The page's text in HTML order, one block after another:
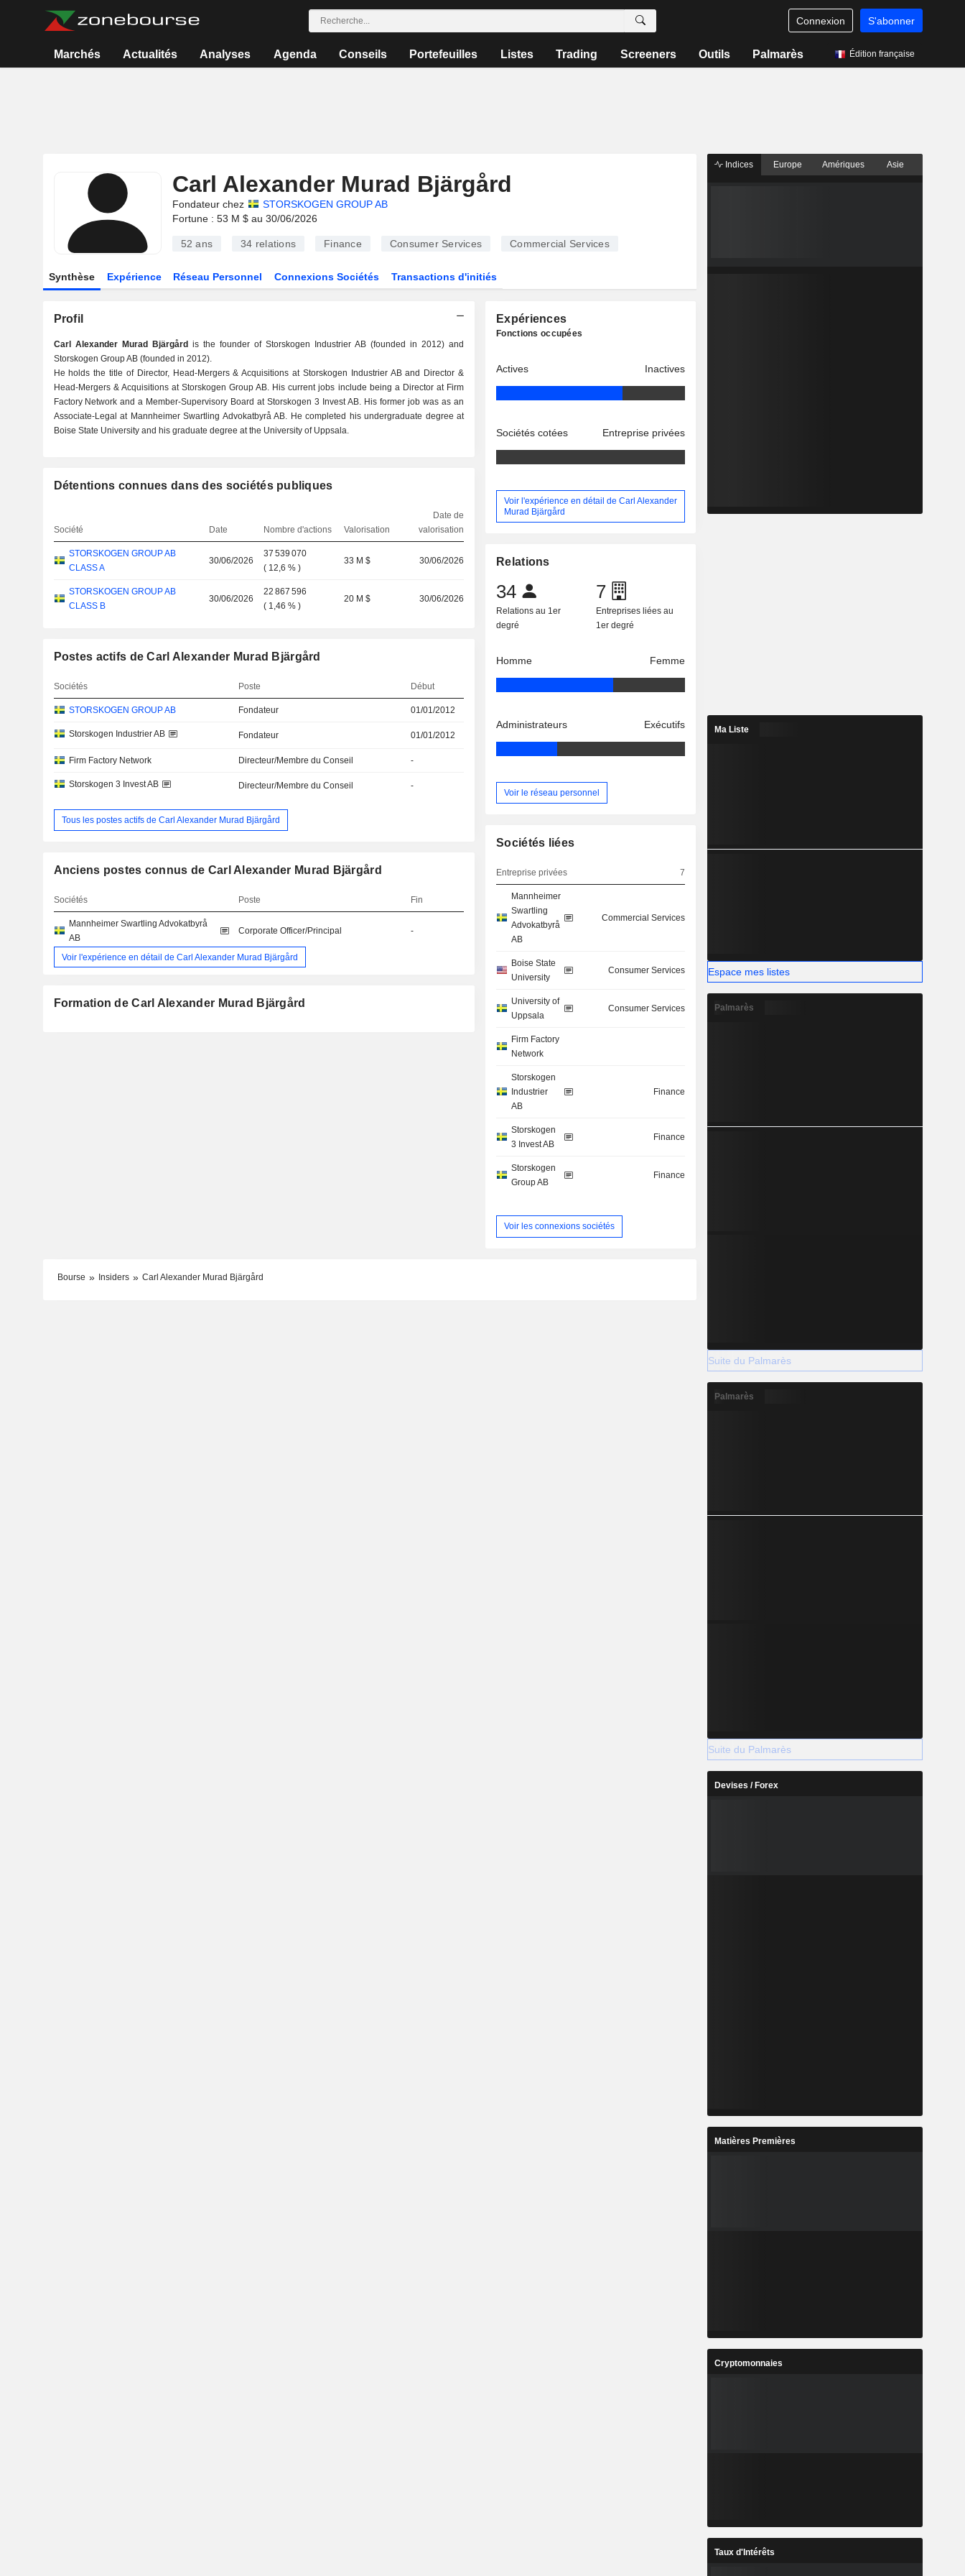
Connexion S'abonner
Marchés Actualités Analyses Agenda Conseils Portefeuilles Listes Trading Screeners Outils Palmarès Édition française
Carl Alexander Murad Bjärgård
Fondateur chez
STORSKOGEN GROUP AB
Fortune : 53 M $ au 30/06/2026
52 ans 34 relations Finance Consumer Services Commercial Services
Synthèse Expérience Réseau Personnel Connexions Sociétés Transactions d'initiés
Profil
Carl Alexander Murad Bjärgård is the founder of Storskogen Industrier AB (founded in 2012) and
Storskogen Group AB (founded in 2012).
He holds the title of Director, Head-Mergers & Acquisitions at Storskogen Industrier AB and Director &
Head-Mergers & Acquisitions at Storskogen Group AB. His current jobs include being a Director at Firm
Factory Network and a Member-Supervisory Board at Storskogen 3 Invest AB. His former job was as an
Associate-Legal at Mannheimer Swartling Advokatbyrå AB. He completed his undergraduate degree at
Boise State University and his graduate degree at the University of Uppsala.
Détentions connues dans des sociétés publiques
Société Date Nombre d'actions Valorisation
Date de
valorisation
STORSKOGEN GROUP AB
CLASS A
30/06/2026
37 539 070
( 12,6 % )
33 M $ 30/06/2026
STORSKOGEN GROUP AB
CLASS B
30/06/2026
22 867 596
( 1,46 % )
20 M $ 30/06/2026
Postes actifs de Carl Alexander Murad Bjärgård
Sociétés Poste Début
STORSKOGEN GROUP AB Fondateur 01/01/2012
Storskogen Industrier AB Fondateur 01/01/2012
Firm Factory Network Directeur/Membre du Conseil -
Storskogen 3 Invest AB Directeur/Membre du Conseil -
Tous les postes actifs de Carl Alexander Murad Bjärgård
Anciens postes connus de Carl Alexander Murad Bjärgård
Sociétés Poste Fin
Mannheimer Swartling Advokatbyrå
AB
Corporate Officer/Principal -
Voir l'expérience en détail de Carl Alexander Murad Bjärgård
Formation de Carl Alexander Murad Bjärgård
Expériences
Fonctions occupées
Actives Inactives
Sociétés cotées Entreprise privées
Voir l'expérience en détail de Carl Alexander
Murad Bjärgård
Relations
34
Relations au 1er
degré
7
Entreprises liées au
1er degré
Homme Femme
Administrateurs Exécutifs
Voir le réseau personnel
Sociétés liées
Entreprise privées 7
Mannheimer
Swartling
Advokatbyrå
AB
Commercial Services
Boise State
University
Consumer Services
University of
Uppsala
Consumer Services
Firm Factory
Network
Storskogen
Industrier
AB
Finance
Storskogen
3 Invest AB
Finance
Storskogen
Group AB
Finance
Voir les connexions sociétés
Bourse Insiders Carl Alexander Murad Bjärgård
Indices Europe Amériques Asie
Ma Liste
Espace mes listes
Palmarès
Suite du Palmarès
Palmarès
Suite du Palmarès
Devises / Forex
Matières Premières
Cryptomonnaies
Taux d'Intérêts